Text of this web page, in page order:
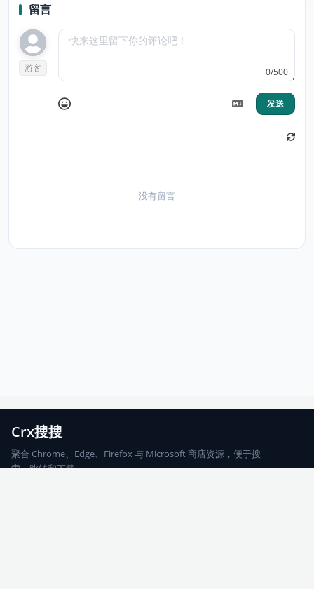
留言
游客 0/500
发送
没有留言
Crx搜搜
聚合 Chrome、Edge、Firefox 与 Microsoft 商店资源，便于搜
索、跳转和下载。